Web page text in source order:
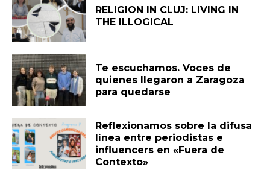
RELIGION IN CLUJ: LIVING IN
THE ILLOGICAL
Te escuchamos. Voces de
quienes llegaron a Zaragoza
para quedarse
Reflexionamos sobre la difusa
línea entre periodistas e
influencers en «Fuera de
Contexto»